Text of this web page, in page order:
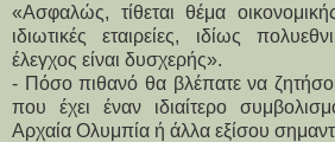
«Ασφαλώς, τίθεται θέμα
ιδιωτικές εταιρείες, ιδίως
έλεγχος είναι δυσχερής».
- Πόσο πιθανό θα βλέπατε να
που έχει έναν ιδιαίτερο
Αρχαία Ολυμπία ή άλλα εξίσου